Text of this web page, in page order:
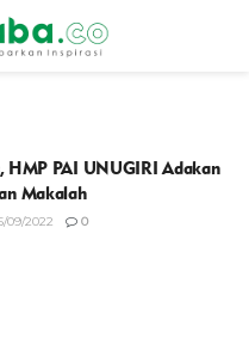
HMP PAI UNUGIRI Adakan
Makalah
09/2022 0